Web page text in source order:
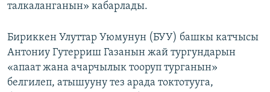
талкаланганын» кабарлады.
Бириккен Улуттар Уюмунун (БУУ) башкы катчысы
Антониу Гутерриш Газанын жай тургундарын
«апаат жана ачарчылык тооруп турганын»
белгилеп, атышууну тез арада токтотууга,